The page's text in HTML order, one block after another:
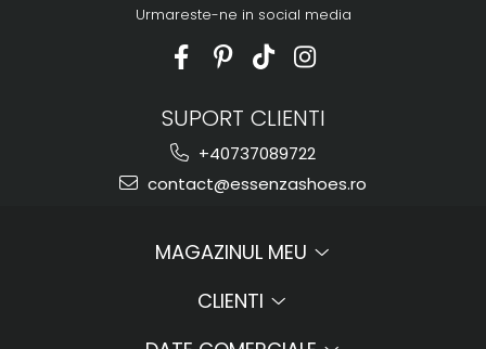
Urmareste-ne in social media
SUPORT CLIENTI
+40737089722
contact@essenzashoes.ro
MAGAZINUL MEU
CLIENTI